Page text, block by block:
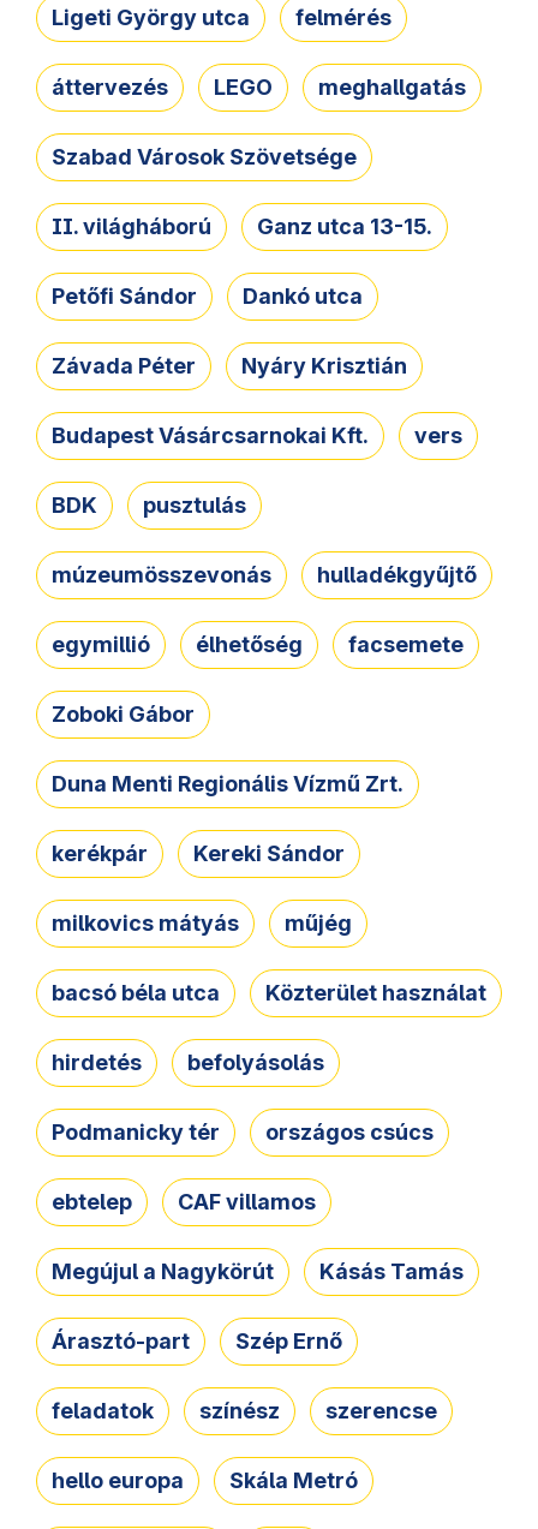
Ligeti György utca felmérés
áttervezés LEGO meghallgatás
Szabad Városok Szövetsége
II. világháború Ganz utca 13-15.
Petőfi Sándor Dankó utca
Závada Péter Nyáry Krisztián
Budapest Vásárcsarnokai Kft. vers
BDK pusztulás
múzeumösszevonás hulladékgyűjtő
egymillió élhetőség facsemete
Zoboki Gábor
Duna Menti Regionális Vízmű Zrt.
kerékpár Kereki Sándor
milkovics mátyás műjég
bacsó béla utca Közterület használat
hirdetés befolyásolás
Podmanicky tér országos csúcs
ebtelep CAF villamos
Megújul a Nagykörút Kásás Tamás
Árasztó-part Szép Ernő
feladatok színész szerencse
hello europa Skála Metró